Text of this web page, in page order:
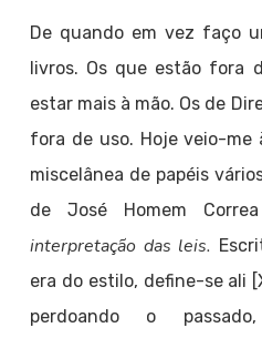
De quando em vez faço
livros. Os que estão fora
estar mais à mão. Os de
fora de uso. Hoje veio-me
miscelânea de papéis
de José Homem
interpretação das leis.
era do estilo, define-se ali
perdoando o